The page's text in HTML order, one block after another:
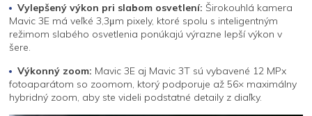
Vylepšený výkon pri slabom osvetlení: Širokouhlá kamera
Mavic 3E má veľké 3,3μm pixely, ktoré spolu s inteligentným
režimom slabého osvetlenia ponúkajú výrazne lepší výkon v
šere.
Výkonný zoom: Mavic 3E aj Mavic 3T sú vybavené 12 MPx
fotoaparátom so zoomom, ktorý podporuje až 56× maximálny
hybridný zoom, aby ste videli podstatné detaily z diaľky.